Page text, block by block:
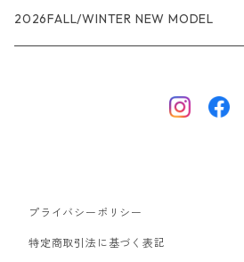
R1エア
R1
ジャケット・アウター
ボードショーツ
レインウェアー
2026FALL/WINTER NEW MODEL
プライバシーポリシー
特定商取引法に基づく表記